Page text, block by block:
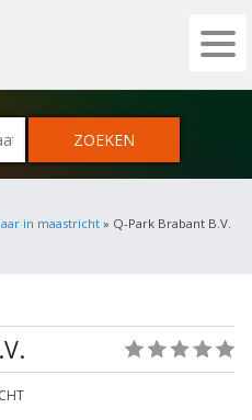
- DE ZAKELIJKE PORTAL
in maastricht » Q-Park Brabant B.V.